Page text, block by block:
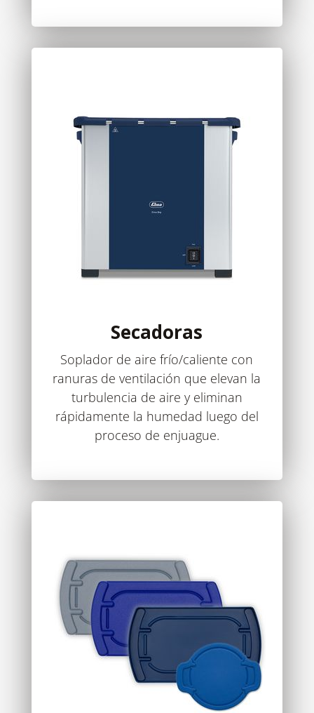
Secadoras
Soplador de aire frío/caliente con
ranuras de ventilación que elevan la
turbulencia de aire y eliminan
rápidamente la humedad luego del
proceso de enjuague.